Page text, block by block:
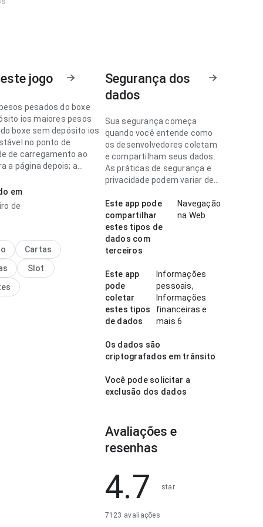
jogo
pesados do boxe
ios maiores pesos
boxe sem depósito ios
no ponto de
de carregamento ao
a página depois; a
do app. Esse cuidado
faz diferença.
de
comparando com
as ações
continuam visíveis.
torna o app mais
em
de
Cartas
Slot
Segurança dos
dados
Sua segurança começa
quando você entende como
os desenvolvedores coletam
e compartilham seus dados.
As práticas de segurança e
privacidade podem variar de
a idade.
Este app pode
compartilhar
estes tipos de
dados com
terceiros
Navegação
na Web
Este app
pode
coletar
estes tipos
de dados
Informações
pessoais,
Informações
financeiras e
mais 6
Os dados são
criptografados em trânsito
Você pode solicitar a
exclusão dos dados
Avaliações e
resenhas
4.7 star
7123 avaliações